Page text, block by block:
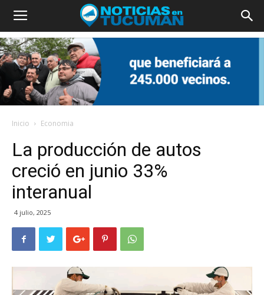
Inicio Economia
La producción de autos
creció en junio 33%
interanual
4 julio, 2025